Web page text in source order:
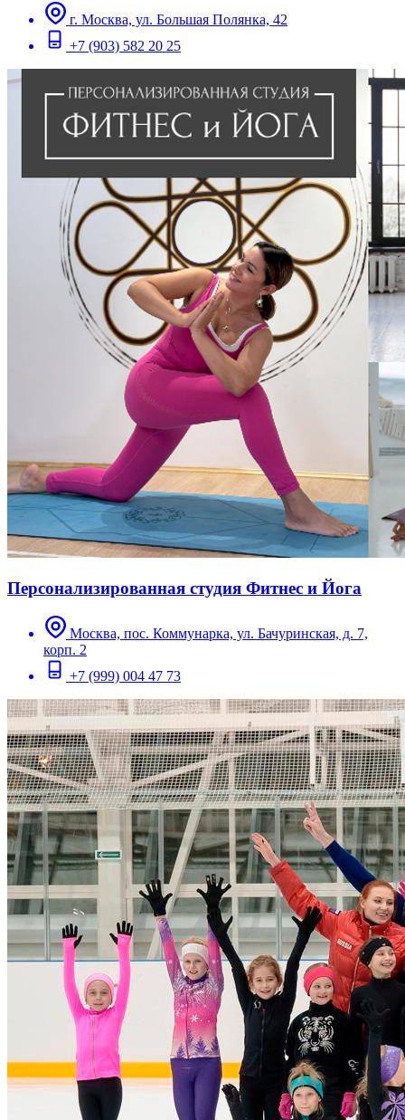
г. Москва, ул. Большая Полянка, 42
+7 (903) 582 20 25
Персонализированная студия Фитнес и Йога
Москва, пос. Коммунарка, ул. Бачуринская, д. 7,
корп. 2
+7 (999) 004 47 73